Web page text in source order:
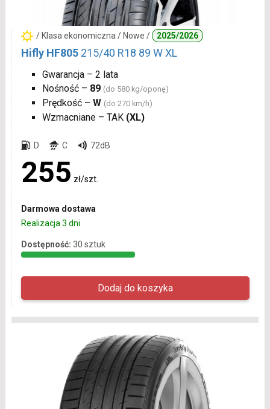
/ Klasa ekonomiczna / Nowe / 2025/2026
Hifly HF805 215/40 R18 89 W XL
Gwarancja – 2 lata
Nośność – 89 (do 580 kg/oponę)
Prędkość – W (do 270 km/h)
Wzmacniane – TAK (XL)
D C 72dB
255 zł/szt.
Darmowa dostawa
Realizacja 3 dni
Dostępność: 30 sztuk